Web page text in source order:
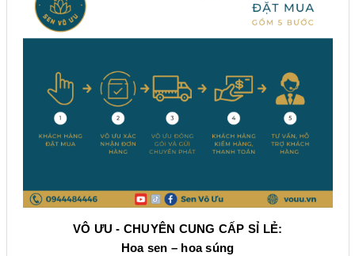
VÔ ƯU - CHUYÊN CUNG CẤP SỈ LẺ:
Hoa sen – hoa súng